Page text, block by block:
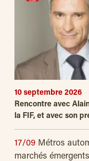
10 septembre 2026
Rencontre avec
la FIF, et avec son
17/09 Métros
marchés émergents